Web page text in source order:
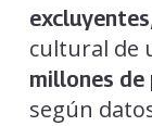
excluyentes
cultural de
millones de
según